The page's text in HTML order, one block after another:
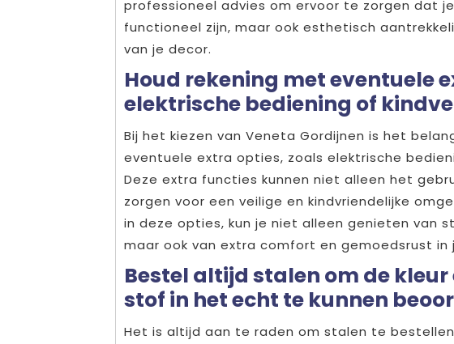
professioneel advies om ervoor te zorgen dat
functioneel zijn, maar ook esthetisch
van je decor.
Houd rekening met eventuele
elektrische bediening of
Bij het kiezen van Veneta Gordijnen is het
eventuele extra opties, zoals elektrische
Deze extra functies kunnen niet alleen het
zorgen voor een veilige en kindvriendelijke
in deze opties, kun je niet alleen genieten van
maar ook van extra comfort en gemoedsrust in
Bestel altijd stalen om de
stof in het echt te kunnen
Het is altijd aan te raden om stalen te